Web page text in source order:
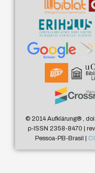
© 2014 Aufklärung®,
p-ISSN 2358-8470 |
Pessoa-PB-Brasil |